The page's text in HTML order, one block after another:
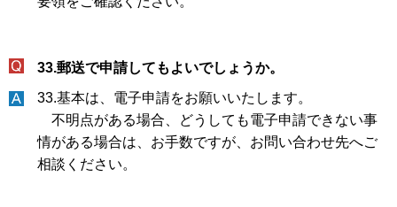
33.郵送で申請してもよいでしょうか。
33.基本は、電子申請をお願いいたします。
不明点がある場合、どうしても電子申請できない事
情がある場合は、お手数ですが、お問い合わせ先へご
相談ください。